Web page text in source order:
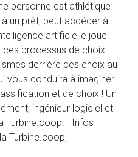
personne est athlétique
un prêt, peut accéder à
artificielle joue
ces processus de choix.
derrière ces choix au
vous conduira à imaginer
et de choix ! Un
ingénieur logiciel et
Turbine.coop. Infos
Turbine.coop,